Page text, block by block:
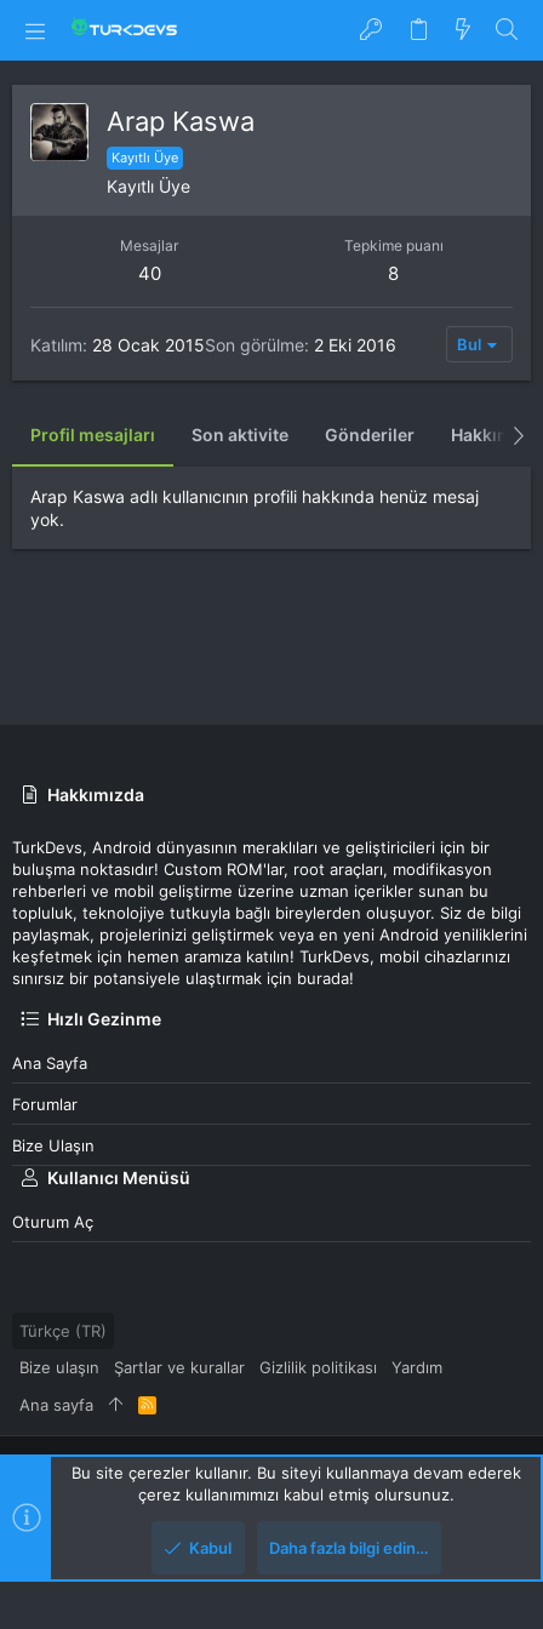
Arap Kaswa
Kayıtlı Üye
Kayıtlı Üye
Mesajlar
40
Tepkime puanı
8
Katılım 28 Ocak 2015Son görülme 2 Eki 2016 Bul
Profil mesajları Son aktivite Gönderiler Hakkında
Arap Kaswa adlı kullanıcının profili hakkında henüz mesaj
yok.
Hakkımızda
TurkDevs, Android dünyasının meraklıları ve geliştiricileri için bir
buluşma noktasıdır! Custom ROM'lar, root araçları, modifikasyon
rehberleri ve mobil geliştirme üzerine uzman içerikler sunan bu
topluluk, teknolojiye tutkuyla bağlı bireylerden oluşuyor. Siz de bilgi
paylaşmak, projelerinizi geliştirmek veya en yeni Android yeniliklerini
keşfetmek için hemen aramıza katılın! TurkDevs, mobil cihazlarınızı
sınırsız bir potansiyele ulaştırmak için burada!
Hızlı Gezinme
Ana Sayfa
Forumlar
Bize Ulaşın
Kullanıcı Menüsü
Oturum Aç
Türkçe (TR)
Bize ulaşın
Şartlar ve kurallar Gizlilik politikası
Yardım
Ana sayfa
R
S
S
Community platform by XenForo© 2010-2024 XenForo Ltd.
[XGT] Forum statistics system
- XenGenTr
|Style and add-ons by ThemeHouse
XenForo 2 Türkçe yama 🇹🇷 [XGT] Yazılım ve web hizmetleri 2014-
Bu site çerezler kullanır. Bu siteyi kullanmaya devam ederek
çerez kullanımımızı kabul etmiş olursunuz.
Kabul Daha fazla bilgi edin…